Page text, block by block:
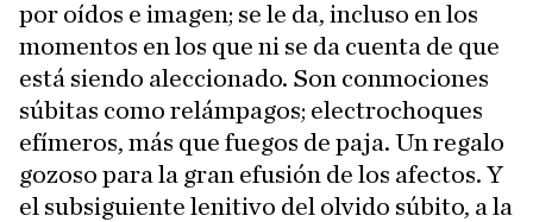
por oídos e imagen; se le da, incluso en los
momentos en los que ni se da cuenta de que
está siendo aleccionado. Son conmociones
súbitas como relámpagos; electrochoques
efímeros, más que fuegos de paja. Un regalo
gozoso para la gran efusión de los afectos. Y
el subsiguiente lenitivo del olvido súbito, a la